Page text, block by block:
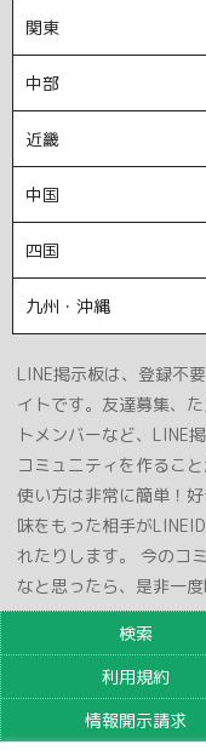
関東
中部
近畿
中国
四国
九州・沖縄
LINE掲示板は、登録不
イトです。友達募集、
トメンバーなど、LINE
コミュニティを作ること
使い方は非常に簡単！
味をもった相手が
れたりします。 今のコ
なと思ったら、是非一
検索
利用規約
情報開示請求